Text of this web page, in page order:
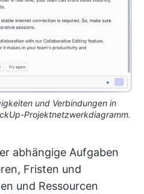
und Verbindungen in
Projektnetzwerkdiagramm.
abhängige Aufgaben
Fristen und
und Ressourcen